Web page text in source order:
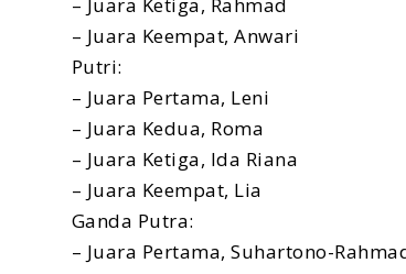
– Juara Keempat, Anwari
Putri:
– Juara Pertama, Leni
– Juara Kedua, Roma
– Juara Ketiga, Ida Riana
– Juara Keempat, Lia
Ganda Putra:
– Juara Pertama, Suhartono-